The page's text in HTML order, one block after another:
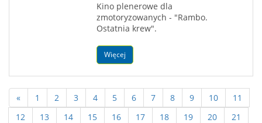
Kino plenerowe dla
zmotoryzowanych - "Rambo.
Ostatnia krew".
Więcej
« 1 2 3 4 5 6 7 8 9 10
11
12
13 14 15 16 17 18 19 20
21